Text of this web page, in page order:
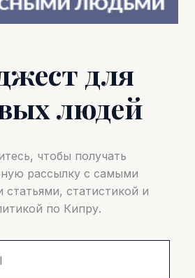
для
людей
чтобы получать
рассылку с самыми
статьями, статистикой и
по Кипру.